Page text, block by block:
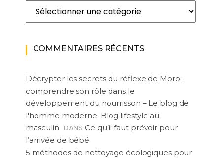
Catégories
COMMENTAIRES RÉCENTS
Décrypter les secrets du réflexe de Moro :
comprendre son rôle dans le
développement du nourrisson – Le blog de
l'homme moderne. Blog lifestyle au
masculin DANS Ce qu’il faut prévoir pour
l’arrivée de bébé
5 méthodes de nettoyage écologiques pour